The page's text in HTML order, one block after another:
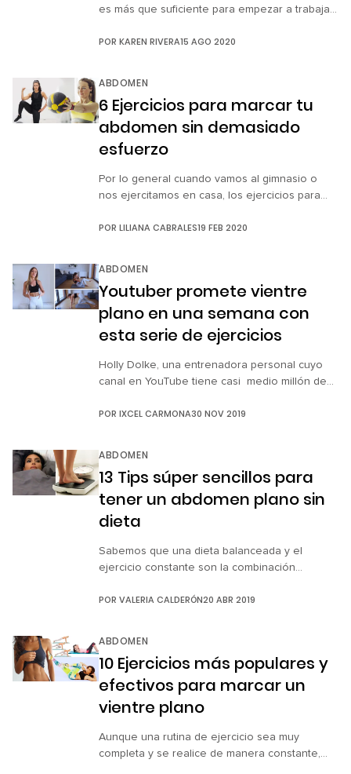
es más que suficiente para empezar a trabajar
que no importa si no puedes ir al gimnasio!
un […]
POR KAREN RIVERA15 AGO 2020
ABDOMEN
6 Ejercicios para marcar tu
abdomen sin demasiado
esfuerzo
Por lo general cuando vamos al gimnasio o
nos ejercitamos en casa, los ejercicios para
honestas muchas veces hacemos menos
lo que en ese momento […]
POR LILIANA CABRALES19 FEB 2020
ABDOMEN
Youtuber promete vientre
plano en una semana con
esta serie de ejercicios
Holly Dolke, una entrenadora personal cuyo
canal en YouTube tiene casi medio millón de
con la que promete un vientre más plano en
equilibrada […]
POR IXCEL CARMONA30 NOV 2019
ABDOMEN
13 Tips súper sencillos para
tener un abdomen plano sin
dieta
Sabemos que una dieta balanceada y el
ejercicio constante son la combinación
verdad es que todas desearíamos no hacer
a librarse de la terrible […]
POR VALERIA CALDERÓN20 ABR 2019
ABDOMEN
10 Ejercicios más populares y
efectivos para marcar un
vientre plano
Aunque una rutina de ejercicio sea muy
completa y se realice de manera constante,